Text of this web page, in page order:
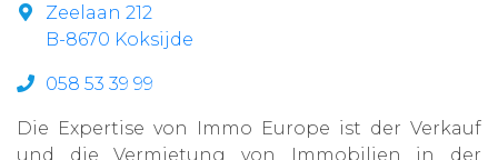
Zeelaan 212
B-8670 Koksijde
058 53 39 99
Die Expertise von Immo Europe ist der Verkauf
und die Vermietung von Immobilien in der